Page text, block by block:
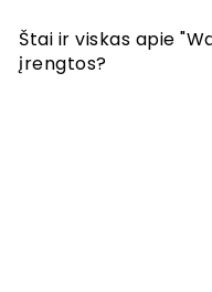
Štai ir viskas apie
įrengtos?